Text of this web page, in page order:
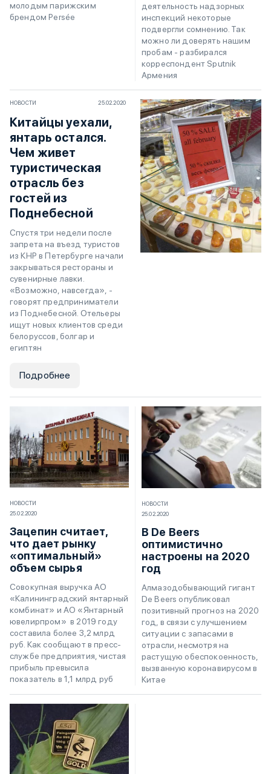
молодым парижским
брендом Persée
деятельность надзорных
инспекций некоторые
подвергли сомнению. Так
можно ли доверять нашим
пробам - разбирался
корреспондент Sputnik
Армения
НОВОСТИ 25.02.2020
Китайцы уехали,
янтарь остался.
Чем живет
туристическая
отрасль без
гостей из
Поднебесной
Спустя три недели после
запрета на въезд туристов
из КНР в Петербурге начали
закрываться рестораны и
сувенирные лавки.
«Возможно, навсегда», -
говорят предприниматели
из Поднебесной. Отельеры
ищут новых клиентов среди
белоруссов, болгар и
египтян
Подробнее
НОВОСТИ
25.02.2020
Зацепин считает,
что дает рынку
«оптимальный»
объем сырья
Совокупная выручка АО
«Калининградский янтарный
комбинат» и АО «Янтарный
ювелирпром» в 2019 году
составила более 3,2 млрд
руб. Как сообщают в пресс-
службе предприятия, чистая
прибыль превысила
показатель в 1,1 млрд руб
НОВОСТИ
25.02.2020
В De Beers
оптимистично
настроены на 2020
год
Алмазодобывающий гигант
De Beers опубликовал
позитивный прогноз на 2020
год, в связи с улучшением
ситуации с запасами в
отрасли, несмотря на
растущую обеспокоенность,
вызванную коронавирусом в
Китае